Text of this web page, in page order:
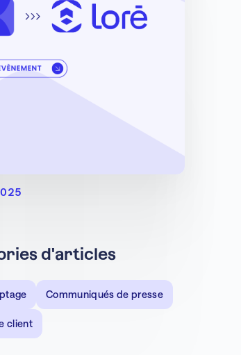
d'articles
Communiqués de presse
client